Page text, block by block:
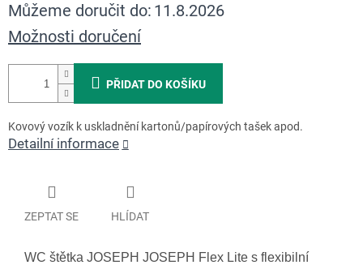
Můžeme doručit do: 11.8.2026
Možnosti doručení
PŘIDAT DO KOŠÍKU
Kovový vozík k uskladnění kartonů/papírových tašek apod.
Detailní informace
ZEPTAT SE HLÍDAT
WC štětka JOSEPH JOSEPH Flex Lite s flexibilní